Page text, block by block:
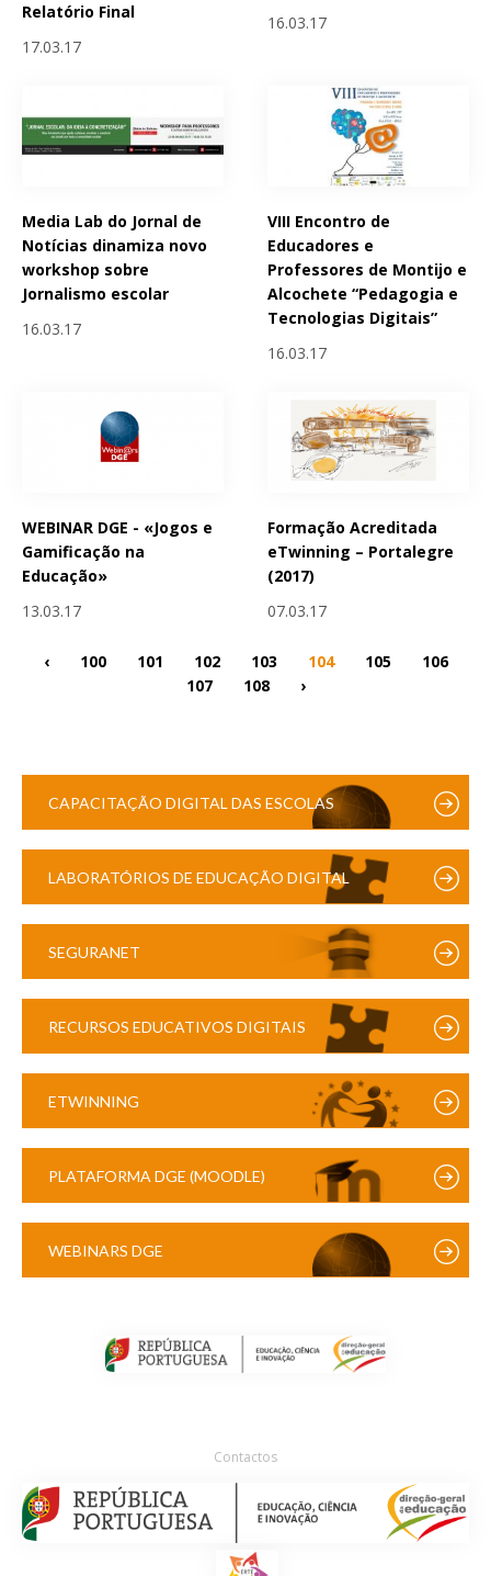
Relatório Final
17.03.17
16.03.17
Media Lab do Jornal de
Notícias dinamiza novo
workshop sobre
Jornalismo escolar
16.03.17
VIII Encontro de
Educadores e
Professores de Montijo e
Alcochete “Pedagogia e
Tecnologias Digitais”
16.03.17
WEBINAR DGE - «Jogos e
Gamificação na
Educação»
13.03.17
Formação Acreditada
eTwinning – Portalegre
(2017)
07.03.17
‹ 100 101 102 103 104 105
106
107
108 ›
CAPACITAÇÃO DIGITAL DAS ESCOLAS
LABORATÓRIOS DE EDUCAÇÃO DIGITAL
SEGURANET
RECURSOS EDUCATIVOS DIGITAIS
ETWINNING
PLATAFORMA DGE (MOODLE)
WEBINARS DGE
Contactos